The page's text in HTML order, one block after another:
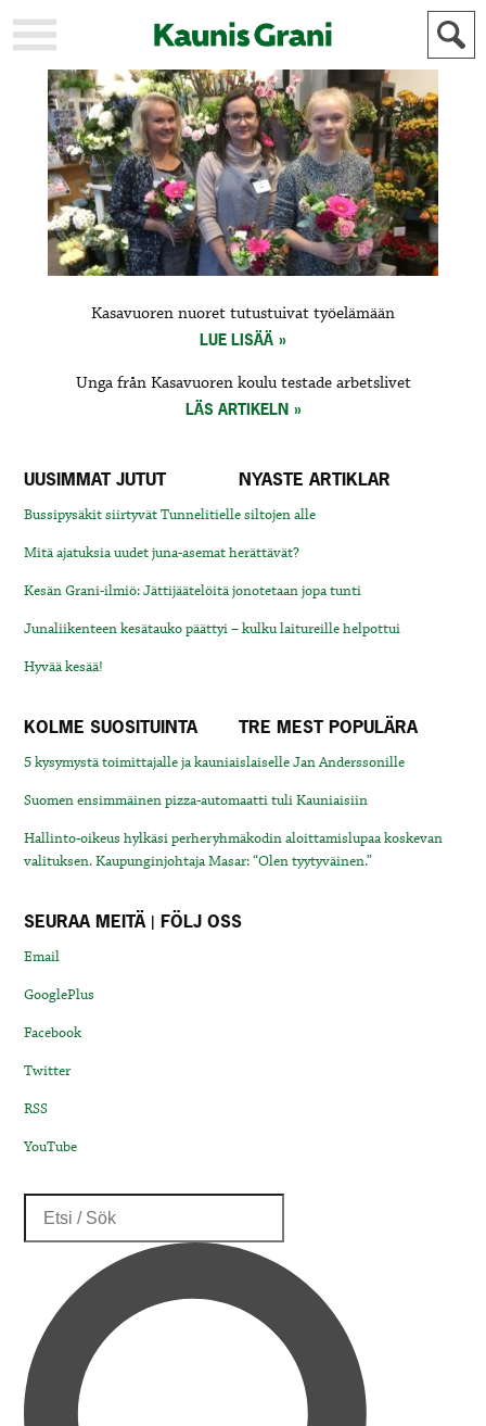
KAUPUNKI
STADEN
AJANKOHTAISTA
AKTUELLT
URHEILU
IDROTT
KULTTUURI
KULTUR
HISTORIA
HISTORIA
YLEINEN
ALLMÄN
MAINOSTAJILLE
ANNONSÖRER
Kasavuoren​ ​nuoret​ ​tutustuivat​ ​työelämään
LUE LISÄÄ
Unga från Kasavuoren koulu testade arbetslivet
LÄS ARTIKELN
UUSIMMAT JUTUT NYASTE ARTIKLAR
Bussipysäkit siirtyvät Tunnelitielle siltojen alle
Mitä ajatuksia uudet juna-asemat herättävät?
Kesän Grani-ilmiö: Jättijäätelöitä jonotetaan jopa tunti
Junaliikenteen kesätauko päättyi – kulku laitureille helpottui
Hyvää kesää!
KOLME SUOSITUINTA TRE MEST POPULÄRA
5 kysymystä toimittajalle ja kauniaislaiselle Jan Anderssonille
Suomen ensimmäinen pizza-automaatti tuli Kauniaisiin
Hallinto-oikeus hylkäsi perheryhmäkodin aloittamislupaa koskevan
valituksen. Kaupunginjohtaja Masar: “Olen tyytyväinen.”
SEURAA MEITÄ | FÖLJ OSS
Email
GooglePlus
Facebook
Twitter
RSS
YouTube